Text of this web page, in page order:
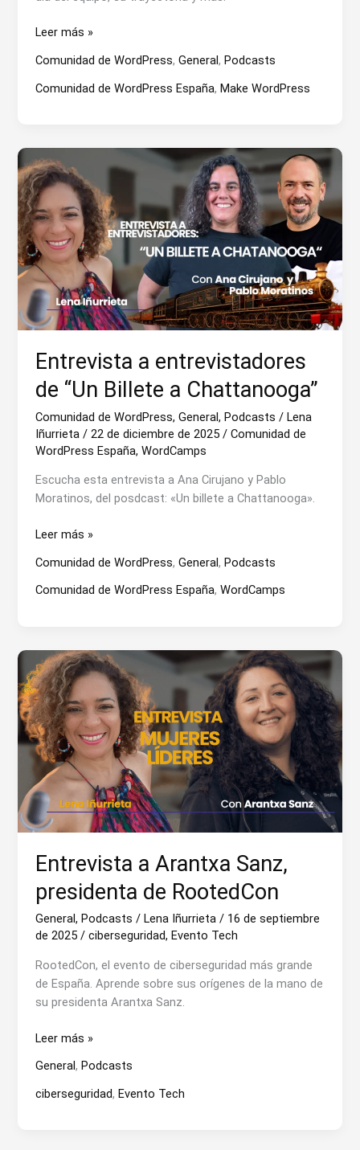
Francisco
y
los
del
repositorio
de
WordPress
ORG
Leer más »
Comunidad de WordPress,General,Podcasts
Comunidad de WordPress España,Make WordPress
Entrevista a entrevistadores
de “Un Billete a Chattanooga”
Comunidad de WordPress,General,Podcasts /Lena
Iñurrieta/22 de diciembre de 2025/Comunidad de
WordPress España,WordCamps
Escucha esta entrevista a Ana Cirujano y Pablo
Moratinos, del posdcast: «Un billete a Chattanooga».
Entrevista
entrevistadores
de
Chattanooga”
Leer más »
Comunidad de WordPress,General,Podcasts
Comunidad de WordPress España,WordCamps
Entrevista a Arantxa Sanz,
presidenta de RootedCon
General,Podcasts /Lena Iñurrieta/ 16 de septiembre
de 2025/ciberseguridad,Evento Tech
RootedCon, el evento de ciberseguridad más grande
de España. Aprende sobre sus orígenes de la mano de
su presidenta Arantxa Sanz.
Entrevista
Arantxa
Sanz,
Leer más »
General,Podcasts
ciberseguridad,Evento Tech